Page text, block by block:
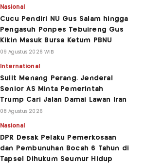
Nasional
Cucu Pendiri NU Gus Salam hingga
Pengasuh Ponpes Tebuireng Gus
Kikin Masuk Bursa Ketum PBNU
09 Agustus 2026 WIB
International
Sulit Menang Perang, Jenderal
Senior AS Minta Pemerintah
Trump Cari Jalan Damai Lawan Iran
08 Agustus 2026
Nasional
DPR Desak Pelaku Pemerkosaan
dan Pembunuhan Bocah 6 Tahun di
Tapsel Dihukum Seumur Hidup